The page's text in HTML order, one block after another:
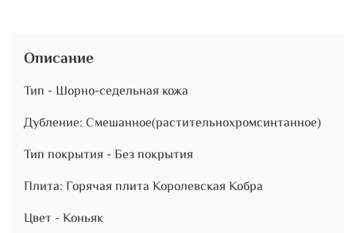
Описание
Тип - Шорно-седельная кожа
Дубление: Смешанное(растительнохромсинтанное)
Тип покрытия - Без покрытия
Плита: Горячая плита Королевская Кобра
Цвет - Коньяк